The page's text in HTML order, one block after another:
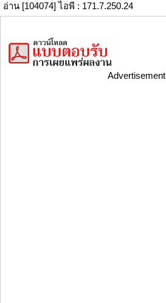
อ่าน [104074] ไอพี : 171.7.250.24
Advertisement